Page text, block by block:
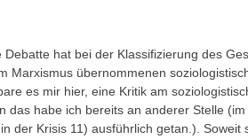
Debatte hat bei der Klassifizierung des
Marxismus übernommenen
es mir hier, eine Kritik am
das habe ich bereits an anderer Stelle
der Krisis 11) ausführlich getan.).